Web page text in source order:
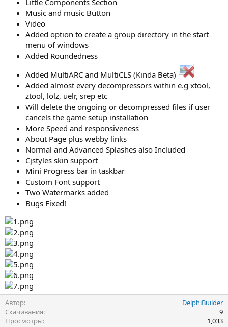
Little Components Section
Music and music Button
Video
Added option to create a group directory in the start
menu of windows
Added Roundedness
Added MultiARC and MultiCLS (Kinda Beta)
Added almost every decompressors within e.g xtool,
ztool, lolz, uelr, srep etc
Will delete the ongoing or decompressed files if user
cancels the game setup installation
More Speed and responsiveness
About Page plus webby links
Normal and Advanced Splashes also Included
Cjstyles skin support
Mini Progress bar in taskbar
Custom Font support
Two Watermarks added
Bugs Fixed!
Автор
DelphiBuilder
Скачивания
9
Просмотры
1,033